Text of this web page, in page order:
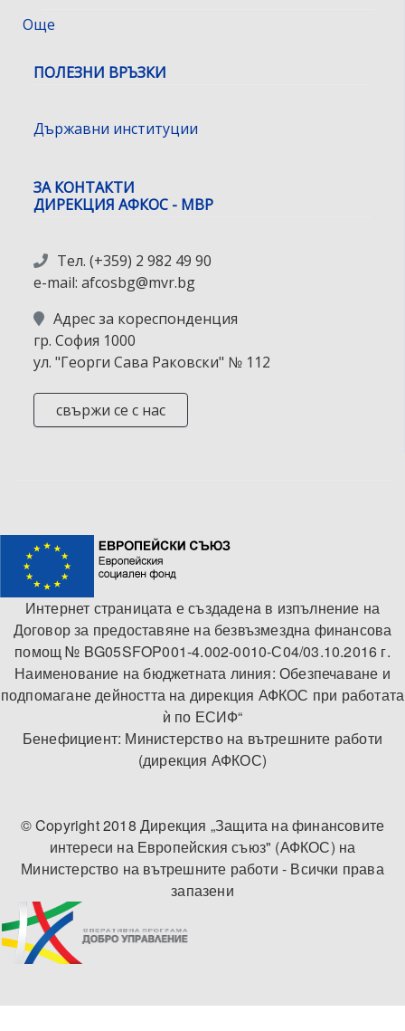
Още
ПОЛЕЗНИ ВРЪЗКИ
Държавни институции
ЗА КОНТАКТИ
ДИРЕКЦИЯ АФКОС - МВР
Тел. (+359) 2 982 49 90
e-mail: afcosbg@mvr.bg
Адрес за кореспонденция
гр. София 1000
ул. "Георги Сава Раковски" № 112
свържи се с нас
Интернет страницата е създаденa в изпълнение на
Договор за предоставяне на безвъзмездна финансова
помощ № BG05SFOP001-4.002-0010-С04/03.10.2016 г.
Наименование на бюджетната линия: Обезпечаване и
подпомагане дейността на дирекция АФКОС при работата
ѝ по ЕСИФ“
Бенефициент: Министерство на вътрешните работи
(дирекция АФКОС)
© Copyright 2018 Дирекция „Защита на финансовите
интереси на Европейския съюз" (АФКОС) на
Министерство на вътрешните работи - Всички права
запазени